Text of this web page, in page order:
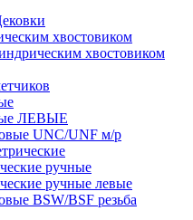
хвостовиком
хвостовиком
ЛЕВЫЕ
UNC/UNF м/р
ручные
ручные левые
BSW/BSF резьба